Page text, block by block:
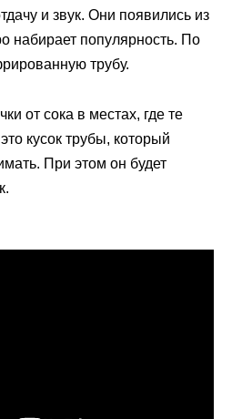
и звук. Они появились из
набирает популярность. По
трубу.
от сока в местах, где те
кусок трубы, который
При этом он будет